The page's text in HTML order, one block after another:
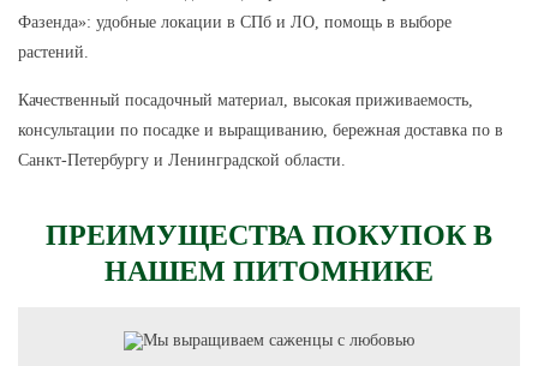
Фазенда»: удобные локации в СПб и ЛО, помощь в выборе
растений.
Качественный посадочный материал, высокая приживаемость,
консультации по посадке и выращиванию, бережная доставка по в
Санкт-Петербургу и Ленинградской области.
ПРЕИМУЩЕСТВА ПОКУПОК В
НАШЕМ ПИТОМНИКЕ